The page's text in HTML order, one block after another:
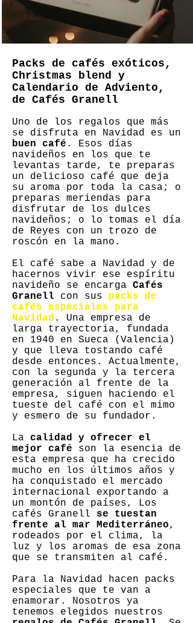
Packs de cafés exóticos,
Christmas blend y
Calendario de Adviento,
de Cafés Granell
Uno de los regalos que más
se disfruta en Navidad es un
buen café . Esos días
navideños en los que te
levantas tarde, te preparas
un delicioso café que deja
su aroma por toda la casa; o
preparas meriendas para
disfrutar de los dulces
navideños; o lo tomas el día
de Reyes con un trozo de
roscón en la mano.
El café sabe a Navidad y de
hacernos vivir ese espíritu
navideño se encarga Cafés
Granell con sus packs de
cafés especiales para
Navidad . Una empresa de
larga trayectoria, fundada
en 1940 en Sueca (Valencia)
y que lleva tostando café
desde entonces. Actualmente,
con la segunda y la tercera
generación al frente de la
empresa, siguen haciendo el
tueste del café con el mimo
y esmero de su fundador.
La calidad y ofrecer el
mejor café son la esencia de
esta empresa que ha crecido
mucho en los últimos años y
ha conquistado el mercado
internacional exportando a
un montón de países, Los
cafés Granell se tuestan
frente al mar Mediterráneo,
rodeados por el clima, la
luz y los aromas de esa zona
que se transmiten al café.
Para la Navidad hacen packs
especiales que te van a
enamorar. Nosotros ya
tenemos elegidos nuestros